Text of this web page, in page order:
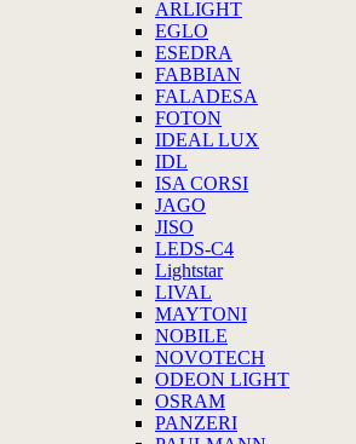
ARLIGHT
EGLO
ESEDRA
FABBIAN
FALADESA
FOTON
IDEAL LUX
IDL
ISA CORSI
JAGO
JISO
LEDS-C4
Lightstar
LIVAL
MAYTONI
NOBILE
NOVOTECH
ODEON LIGHT
OSRAM
PANZERI